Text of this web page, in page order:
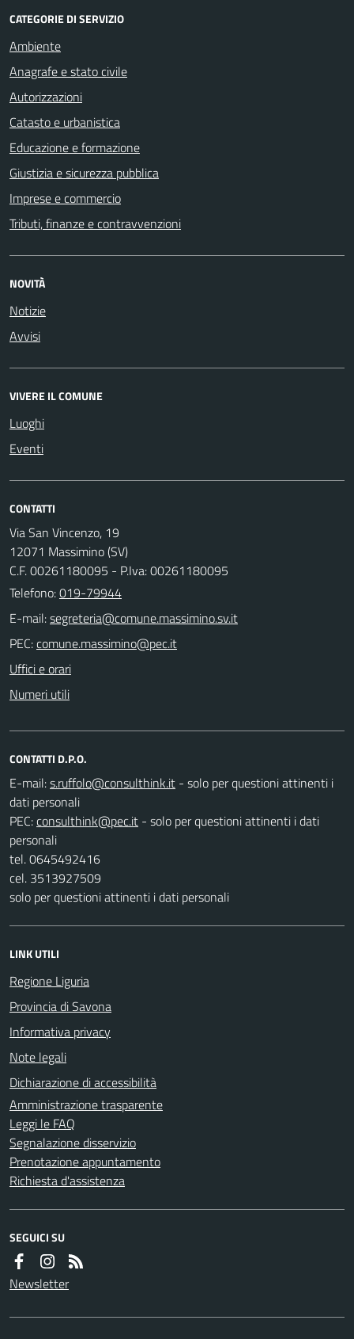
CATEGORIE DI SERVIZIO
Ambiente
Anagrafe e stato civile
Autorizzazioni
Catasto e urbanistica
Educazione e formazione
Giustizia e sicurezza pubblica
Imprese e commercio
Tributi, finanze e contravvenzioni
NOVITÀ
Notizie
Avvisi
VIVERE IL COMUNE
Luoghi
Eventi
CONTATTI
Via San Vincenzo, 19
12071 Massimino (SV)
C.F. 00261180095 - P.Iva: 00261180095
Telefono:019-79944
E-mail:
PEC:
Uffici e orari
Numeri utili
CONTATTI D.P.O.
E-mail:
- solo per questioni attinenti i
dati personali
PEC:
- solo per questioni attinenti i dati
personali
tel. 0645492416
cel. 3513927509
solo per questioni attinenti i dati personali
LINK UTILI
Regione Liguria
Provincia di Savona
Informativa privacy
Note legali
Dichiarazione di accessibilità
Amministrazione trasparente
Leggi le FAQ
Segnalazione disservizio
Prenotazione appuntamento
Richiesta d'assistenza
SEGUICI SU
Newsletter